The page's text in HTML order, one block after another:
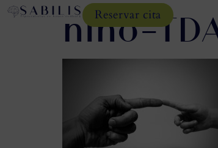
Reservar cita
niño-